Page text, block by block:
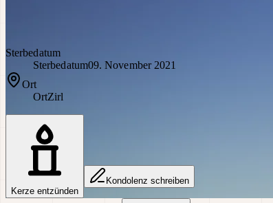
Sterbedatum
Sterbedatum09. November 2021
Ort
OrtZirl
Kerze entzünden
Kondolenz schreiben